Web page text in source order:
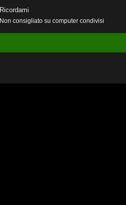
Ricordami
Non consigliato su computer condivisi